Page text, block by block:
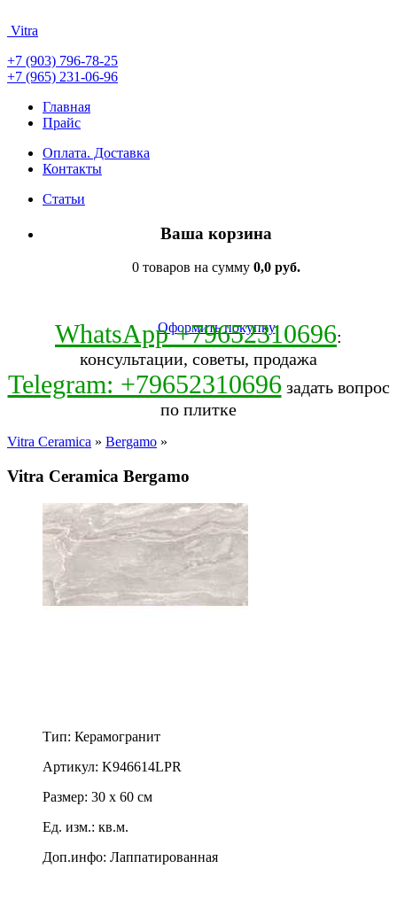
Vitra
+7 (903) 796-78-25
+7 (965) 231-06-96
Главная
Прайс
Оплата. Доставка
Контакты
Статьи
Ваша корзина
0 товаров на сумму 0,0 руб.
Оформить покупку
WhatsApp +79652310696:
консультации, советы, продажа
Telegram: +79652310696 задать вопрос
по плитке
Vitra Ceramica » Bergamo »
Vitra Ceramica Bergamo
Тип: Керамогранит
Артикул: K946614LPR
Размер: 30 x 60 см
Ед. изм.: кв.м.
Доп.инфо: Лаппатированная